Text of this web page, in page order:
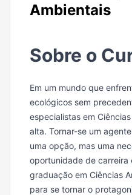
Ambientais
Sobre o
Em um mundo que
ecológicos sem
especialistas em
alta. Tornar-se um
uma opção, mas uma
oportunidade de carreira
graduação em Ciências
para se tornar o